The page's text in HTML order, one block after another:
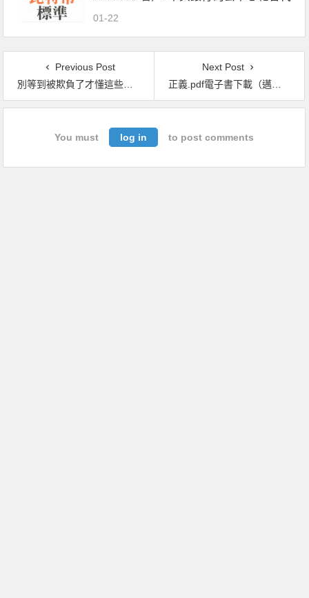
方案
01-22
Previous Post
別等到被欺負了才懂這些事.pdf電子書下載（比爾．艾迪 (Bill Eddy), 喬姬．蒂斯達夫諾 (L. Georgi DiStefano)）
Next Post
正義.pdf電子書下載（邁可 · 桑德爾 (Michael Sandel) 著）：一場思辨之旅
You must log in to post comments